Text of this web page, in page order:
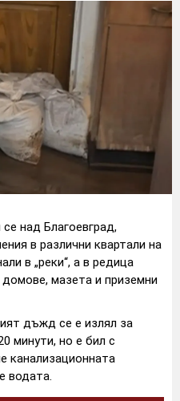
над Благоевград,
в различни квартали на
в „реки“, а в редица
мазета и приземни
дъжд се е излял за
минути, но е бил с
канализационната
водата.